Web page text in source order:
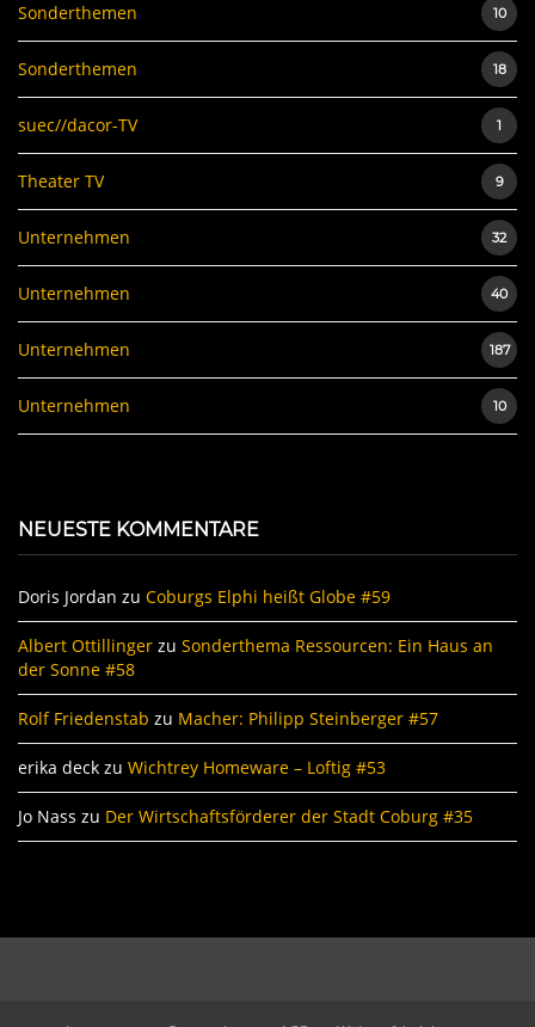
Sonderthemen 10
Sonderthemen 18
suec//dacor-TV 1
Theater TV 9
Unternehmen 32
Unternehmen 40
Unternehmen 187
Unternehmen 10
NEUESTE KOMMENTARE
Doris Jordan zu Coburgs Elphi heißt Globe #59
Albert Ottillinger zu Sonderthema Ressourcen: Ein Haus an
der Sonne #58
Rolf Friedenstab zu Macher: Philipp Steinberger #57
erika deck zu Wichtrey Homeware – Loftig #53
Jo Nass zu Der Wirtschaftsförderer der Stadt Coburg #35